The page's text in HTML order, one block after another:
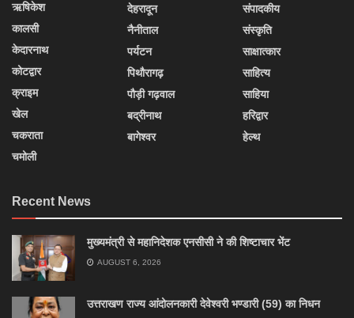
ऋषिकेश
कालसी
केदारनाथ
कोटद्वार
क्राइम
खेल
चकराता
चमोली
देहरादून
नैनीताल
पर्यटन
पिथौरागढ़
पौड़ी गढ़वाल
बद्रीनाथ
बागेश्वर
संपादकीय
संस्कृति
साक्षात्कार
साहित्य
साहिया
हरिद्वार
हेल्थ
Recent News
मुख्यमंत्री से महानिदेशक एनसीसी ने की शिष्टाचार भेंट
AUGUST 6, 2026
उत्तराखण राज्य आंदोलनकारी देवेश्वरी भण्डारी (59) का निधन